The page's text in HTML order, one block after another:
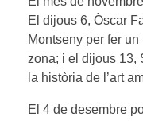
El dijous 6, Òscar
Montseny per fer
zona; i el dijous 13,
la història de l’art
El 4 de desembre